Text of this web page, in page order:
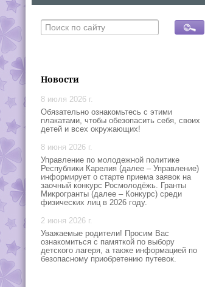
Новости
8 июля 2026 г.
Обязательно ознакомьтесь с этими
плакатами, чтобы обезопасить себя, своих
детей и всех окружающих!
8 июня 2026 г.
Управление по молодежной политике
Республики Карелия (далее – Управление)
информирует о старте приема заявок на
заочный конкурс Росмолодёжь. Гранты
Микрогранты (далее – Конкурс) среди
физических лиц в 2026 году.
2 июня 2026 г.
Уважаемые родители! Просим Вас
ознакомиться с памяткой по выбору
детского лагеря, а также информацией по
безопасному приобретению путевок.